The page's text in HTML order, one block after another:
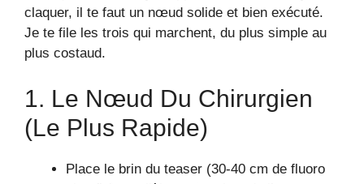
claquer, il te faut un nœud solide et bien exécuté.
Je te file les trois qui marchent, du plus simple au
plus costaud.
1. Le Nœud Du Chirurgien
(le Plus Rapide)
Place le brin du teaser (30-40 cm de fluoro